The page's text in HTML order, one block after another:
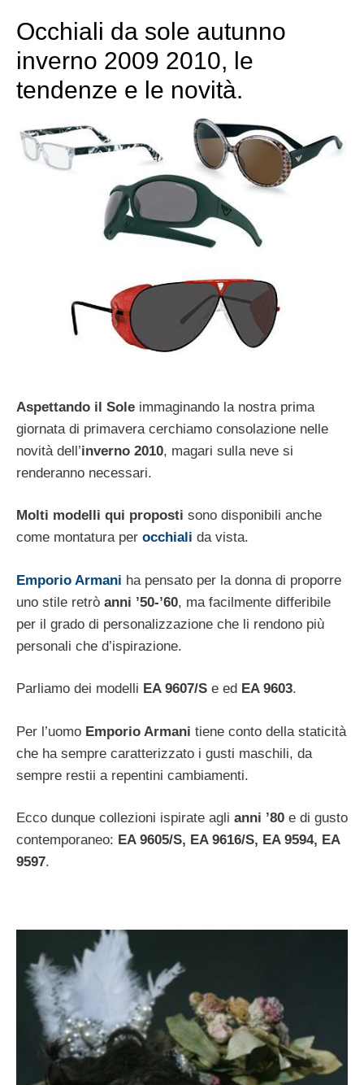
Occhiali da sole autunno
inverno 2009 2010, le
tendenze e le novità.
Aspettando il Sole immaginando la nostra prima
giornata di primavera cerchiamo consolazione nelle
novità dell’inverno 2010, magari sulla neve si
renderanno necessari.
Molti modelli qui proposti sono disponibili anche
come montatura per occhiali da vista.
Emporio Armani ha pensato per la donna di proporre
uno stile retrò anni ’50-’60, ma facilmente differibile
per il grado di personalizzazione che li rendono più
personali che d’ispirazione.
Parliamo dei modelli EA 9607/S e ed EA 9603.
Per l’uomo Emporio Armani tiene conto della staticità
che ha sempre caratterizzato i gusti maschili, da
sempre restii a repentini cambiamenti.
Ecco dunque collezioni ispirate agli anni ’80 e di gusto
contemporaneo: EA 9605/S, EA 9616/S, EA 9594, EA
9597.